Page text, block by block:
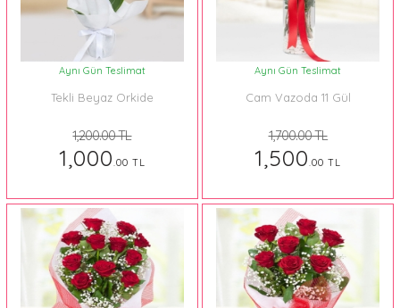
Aynı Gün Teslimat
Tekli Beyaz Orkide
1,200.00 TL
1,000.00 TL
Aynı Gün Teslimat
Cam Vazoda 11 Gül
1,700.00 TL
1,500.00 TL